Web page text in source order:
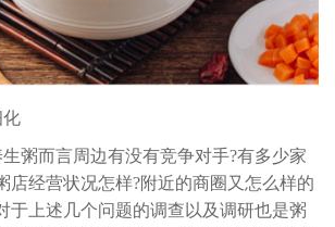
而言周边有没有竞争对手?有多少家
店经营状况怎样?附近的商圈又怎么样的
于上述几个问题的调查以及调研也是粥